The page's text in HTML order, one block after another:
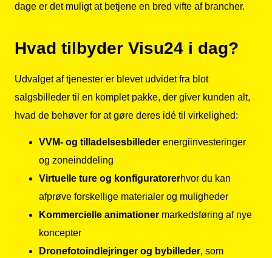
dage er det muligt at betjene en bred vifte af brancher.
Hvad tilbyder Visu24 i dag?
Udvalget af tjenester er blevet udvidet fra blot
salgsbilleder til en komplet pakke, der giver kunden alt,
hvad de behøver for at gøre deres idé til virkelighed:
VVM- og tilladelsesbilleder energiinvesteringer
og zoneinddeling
Virtuelle ture og konfiguratorerhvor du kan
afprøve forskellige materialer og muligheder
Kommercielle animationer markedsføring af nye
koncepter
Dronefotoindlejringer og bybilleder, som